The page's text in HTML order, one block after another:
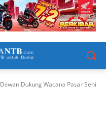
Dewan Dukung Wacana Pasar Seni